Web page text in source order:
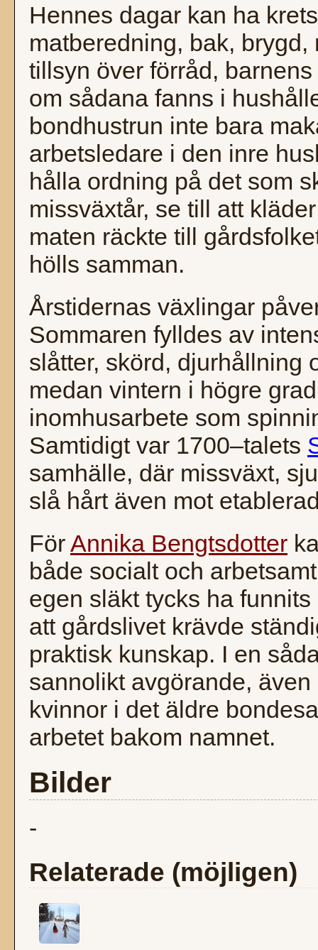
Hennes dagar kan ha
matberedning, bak,
tillsyn över förråd,
om sådana fanns i
bondhustrun inte bara
arbetsledare i den inre
hålla ordning på det som
missväxtår, se till att
maten räckte till
hölls samman.
Årstidernas växlingar
Sommaren fylldes av
slåtter, skörd, djurhållning
medan vintern i högre
inomhusarbete som
Samtidigt var 1700–talets
samhälle, där missväxt,
slå hårt även mot
FörAnnika Bengtsdotter
både socialt och
egen släkt tycks ha
att gårdslivet krävde
praktisk kunskap. I en
sannolikt avgörande,
kvinnor i det äldre
arbetet bakom namnet.
Bilder
-
Relaterade (möjligen)